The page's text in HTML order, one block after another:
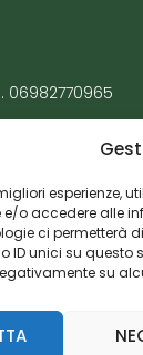
esperienze,
e/o accedere alle
ci permetterà
ID unici su questo
su
06982770965